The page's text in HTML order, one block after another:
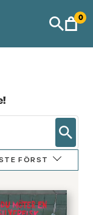
0
FÖRST